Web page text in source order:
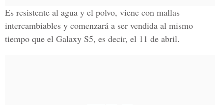
Es resistente al agua y el polvo, viene con mallas
intercambiables y comenzará a ser vendida al mismo
tiempo que el Galaxy S5, es decir, el 11 de abril.